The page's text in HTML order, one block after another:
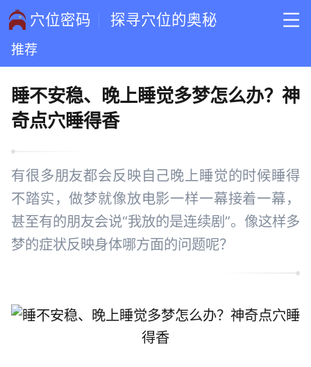
穴位密码 探寻穴位的奥秘
推荐
睡不安稳、晚上睡觉多梦怎么办？神
奇点穴睡得香
有很多朋友都会反映自己晚上睡觉的时候睡得
不踏实，做梦就像放电影一样一幕接着一幕，
甚至有的朋友会说“我放的是连续剧”。像这样多
梦的症状反映身体哪方面的问题呢？